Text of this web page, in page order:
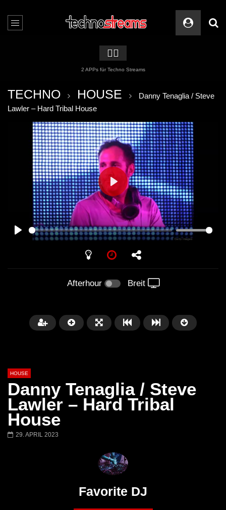
🏳️‍🌈
2 APPs für Techno Streams
TECHNO HOUSE
Danny Tenaglia / Steve
Lawler – Hard Tribal House
PLAY
PLAY
Afterhour Breit
00:20:23
Maravilla @ Tecate Pal Norte
2023 Monterrey NL 3 31 23
HOUSE
Danny Tenaglia / Steve
Lawler – Hard Tribal
House
29. APRIL 2023
Favorite DJ